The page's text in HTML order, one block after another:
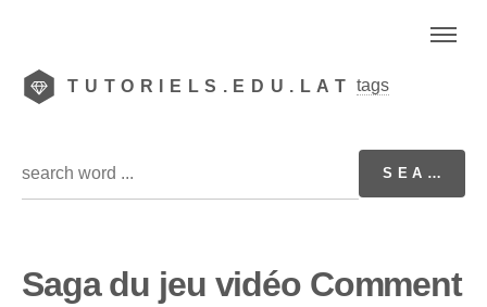
TUTORIELS.EDU.LAT tags
Saga du jeu vidéo Comment